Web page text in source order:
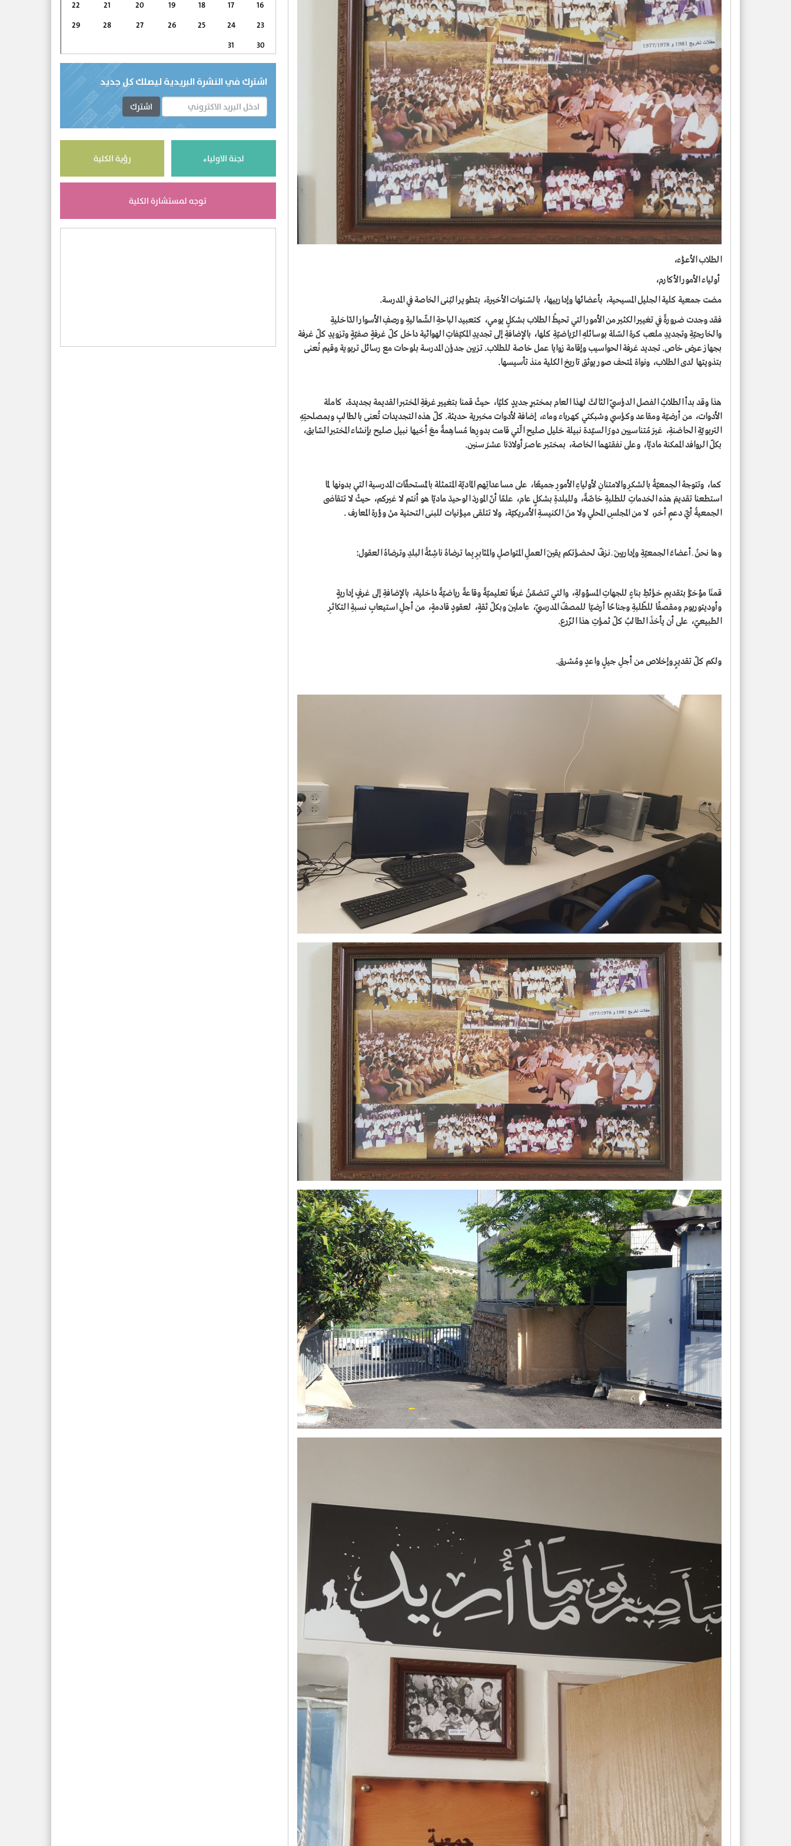
الطلاب الأعزاء،
أولياء الأمور الأكارم،
مضت جمعية كلية الجليل المسيحية، بأعضائها وإدارييها، بالسّنوات الأخيرة، بتطوير البُنى الخاصة في المدرسة.
فقد وجدت ضرورةً في تغيير الكثير من الأمور التي تحيطُ الطلاب بشكلٍ يومي، كتعبيد الباحةِ الشّماليةِ ورصفِ الأسوار الدّاخليةِ
والخارجيّةِ وتجديدِ ملعب كرة السّلة بوسائلهِ الرّياضيّةِ كلها، بالإضافةِ إلى تجديدِ المكيّفاتِ الهوائية داخل كلّ غرفةٍ صفيّةٍ وتزويدِ كلّ غرفة
بجهاز عرض خاص. تجديد غرفة الحواسيب وإقامة زوايا عمل خاصة للطلاب. تزيين جدران المدرسة بلوحات مع رسائل تربوية وقيم نُعنى
بتذويتها لدى الطلاب، ونواة لمتحف صور يوثق تاريخ الكلية منذ تأسيسها.
هذا وقد بدأ الطلابُ الفصل الدراسيّ الثالثَ لهذا العام بمختبرٍ جديدٍ كليًا، حيثُ قمنا بتغييرِ غرفةِ المختبر القديمة بجديدة، كاملة
الأدوات، من أرضيّة ومقاعد وكراسي وشبكتي كهرباء وماء، إضافة لأدوات مخبرية حديثة. كلّ هذه التجديدات تُعنى بالطالبِ وبمصلحتِهِ
التربويّةِ الحاضنةِ، غيرَ مُتناسيين دورَ السيّدة نبيلة خليل صليح الّتي قامت بدورِها مُساهِمةً معَ أخيها نبيل صليح بإنشاء المختبرِ السّابق،
بكلّ الروافد الممكنة ماديّا، وعلى نفقتهما الخاصة، بمختبر عاصرَ أولادَنا عشرَ سنين.
كما، وتتوجهُ الجمعيّةُ بالشكرِ والامتنانِ لأولياءِ الأمورِ جميعًا، على مساعداتِهم الماديّة المتمثلة بالمُستحقّات المدرسية التي بدونها لما
استطعنا تقديمَ هذه الخدماتِ للطلبةِ خاصّةً، وللبلدةِ بشكلٍ عام، علمًا أنّ الموردَ الوحيدَ ماديّا هو أنتم لا غيركم، حيثُ لا تتقاضى
الجمعيةُ أيّ دعمٍ أخر، لا من المجلسِ المحلي ولا منَ الكنيسةِ الأمريكيّة، ولا تتلقى ميزانيات للبنى التحتية منْ وزارة المعارف .
وها نحنُ ـ أعضاءَ الجمعيّةِ وإداريينَ ـ نزفّ لحضراتكم يقينَ العملِ المتواصلِ والمثابرِ بِما ترضاهُ ناشِئةُ البلدِ وترضاهُ العقول:
قمنَا مؤخرًا بتقديمِ خرائطِ بناءٍ للجهاتِ المسؤولةِ، والتي تتضمّنُ غرفًا تعليميّةً وقاعةً رياضيّةً داخلية، بالإضافةِ إلى غرفٍ إداريةٍ
وأوديتوريوم ومقصفًا للطّلبةِ وجناحًا أرضيّا للمصفّ المدرسيّ، عاملينَ وبكلّ ثقةٍ، لعقودٍ قادمةٍ، من أجلِ استيعابِ نسبةِ التكاثرِ
الطبيعيّ، على أن يأخذَ الطالبُ كلّ ثمراتِ هذا الزّرع.
ولكم كلّ تقديرٍ وإخلاص من أجلِ جيلٍ واعدٍ ومُشرق.
16
17
18
19
20
21
22
23
24
25
26
27
28
29
30
31
اشترك في النشرة البريدية ليصلك كل جديد
اشترك
لجنة الاولياء رؤية الكلية
توجه لمستشارة الكلية